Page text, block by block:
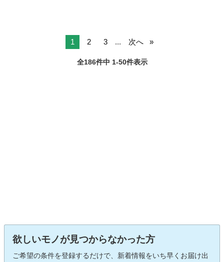
1 2 3 ... 次へ
全186件中 1-50件表示
欲しいモノが見つからなかった方
ご希望の条件を登録するだけで、新着情報をいち早くお届け出